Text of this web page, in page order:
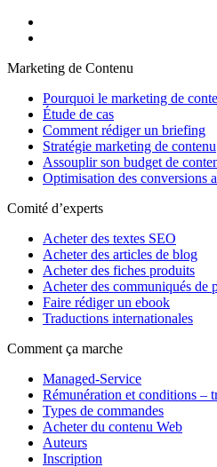
Marketing de Contenu
Pourquoi le marketing de
Étude de cas
Comment rédiger un briefing
Stratégie marketing de contenu
Assouplir son budget de
Optimisation des conversions
Comité d’experts
Acheter des textes SEO
Acheter des articles de blog
Acheter des fiches produits
Acheter des communiqués de
Faire rédiger un ebook
Traductions internationales
Comment ça marche
Managed-Service
Rémunération et conditions –
Types de commandes
Acheter du contenu Web
Auteurs
Inscription